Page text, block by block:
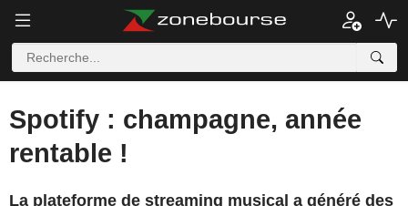
Spotify : champagne, année
rentable !
La plateforme de streaming musical a généré des